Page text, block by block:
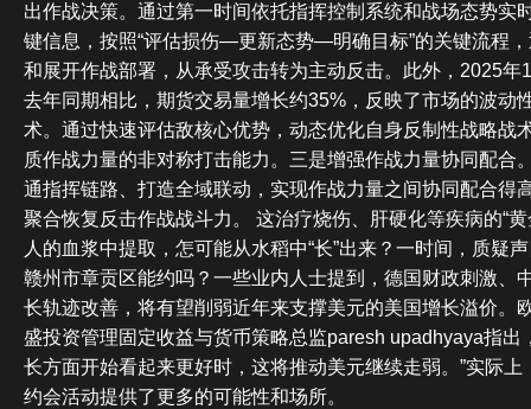
出作战决策。通过第一时间依托指挥控制系统和战场态势实
键信息，按照“评估损伤—更新态势—明确目标”的关键流程
和展开作战部署，从承受攻击转为主动反击。此外，2025年
去年同期相比，期货交易量增长约35%，反映了市场的波动
术。通过快速评估敌核心优势，动态优化自身反制性战略战
质作战力量的非对称打击能力。三是增强作战力量协同配合
通指挥链路、打造全域联动，实现作战力量之间协同配合得
聚合恢复反击作战战斗力。 这治疗烧伤、肝硬化等疾病的“
人的血浆中提取，怎可能从水稻中“长”出来？一时间，质疑
赣州市章贡区能约吗？一些业内人士提到，德国财政刺激、
长轨迹改善，将有望削弱近年来支撑美元的美国增长溢价。
盛投资管理固定收益与货币策略总监paresh upadhyaya指出
长方面开始看起来更好时，这将推动美元继续走弱。”实际
约会活动提供了更多的可能性和场所。